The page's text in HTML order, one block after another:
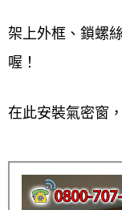
架上外框、鎖螺
喔！
在此安裝氣密窗